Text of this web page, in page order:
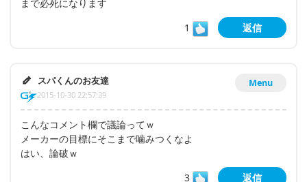
まで必死になります
1
返信
Menu
スパくんのお友達
2015-10-30 22:57:39
こんなコメント欄で議論ってｗ
メーカーの目標にそこまで噛みつくなよ
はい、論破ｗ
3
返信